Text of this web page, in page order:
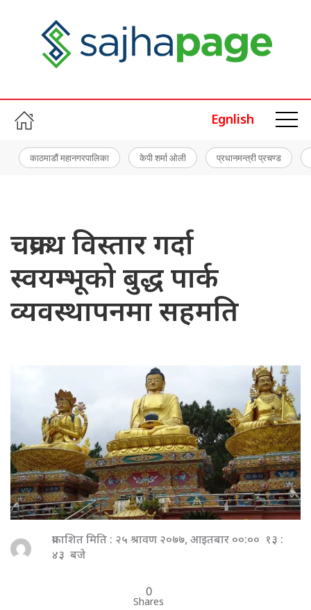
Egnlish
काठमाडौं महानगरपालिका केपी शर्मा ओली प्रधानमन्त्री प्रचण्ड
चक्रपथ विस्तार गर्दा
स्वयम्भूको बुद्ध पार्क
व्यवस्थापनमा सहमति
प्रकाशित मिति : २५ श्रावण २०७७, आइतबार ००:०० १३ :
४३ बजे
0
Shares